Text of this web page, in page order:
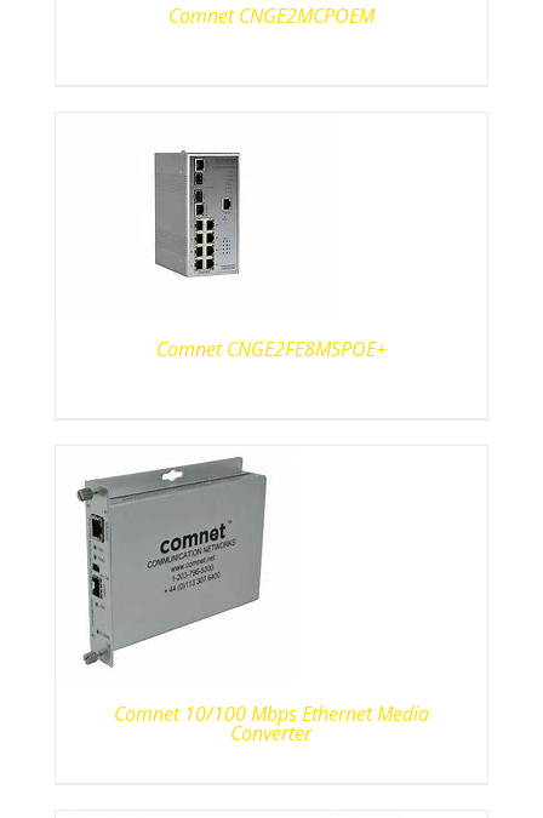
Comnet CNGE2MCPOEM
Comnet CNGE2FE8MSPOE+
Comnet 10/100 Mbps Ethernet Media
Converter